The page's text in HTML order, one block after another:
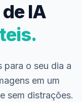
IA
para o seu dia a
em um
sem distrações.